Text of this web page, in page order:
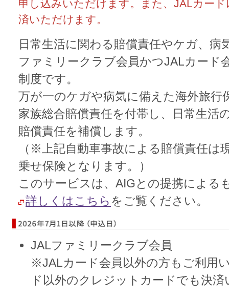
申し込みいただけます。また、JALカー
済いただけます。
日常生活に関わる賠償責任やケガ、
ファミリークラブ会員かつJALカード
制度です。
万が一のケガや病気に備えた海外旅行
家族総合賠償責任を付帯し、日常生活
賠償責任を補償します。
（※上記自動車事故による賠償責任は
乗せ保険となります。）
このサービスは、AIGとの提携による
詳しくはこちら をご覧ください。
JALファミリークラブ会員
※JALカード会員以外の方もご利用
ド以外のクレジットカードでも決